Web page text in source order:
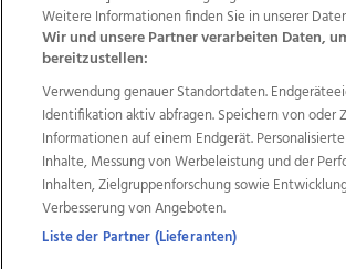
AGB Website
Ehrenkodex
Weitere Angebote des
TV1 di-mog-i.at OÖNow
Life Radio
OÖNachrichten
OÖN Karriere
OÖN Reise
Regionaljobs
wasistlos.at
Weitere Informationen finden Sie in unserer
Wir und unsere Partner verarbeiten Daten,
bereitzustellen:
Verwendung genauer Standortdaten.
Identifikation aktiv abfragen. Speichern von oder
Informationen auf einem Endgerät.
Inhalte, Messung von Werbeleistung und der
Inhalten, Zielgruppenforschung sowie
Verbesserung von Angeboten.
Liste der Partner (Lieferanten)